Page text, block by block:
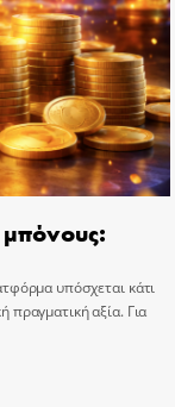
υπόσχεται κάτι
πραγματική αξία. Για